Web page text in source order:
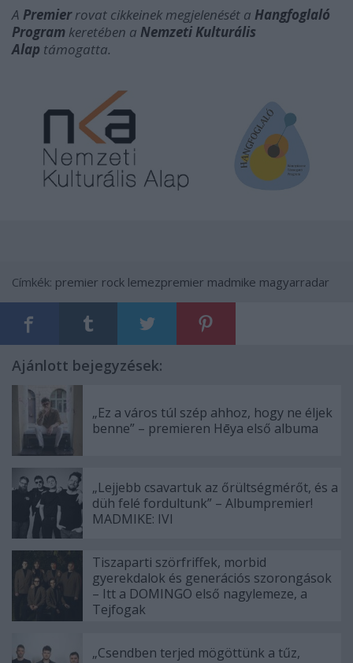
A Premierrovat cikkeinek megjelenését a Hangfoglaló
Program keretében a Nemzeti Kulturális
Alap támogatta.
Címkék: premier rock lemezpremier madmike magyarradar
Ajánlott bejegyzések:
„Ez a város túl szép ahhoz, hogy ne éljek
benne” – premieren Hēya első albuma
„Lejjebb csavartuk az őrültségmérőt, és a
düh felé fordultunk” – Albumpremier!
MADMIKE: IVI
Tiszaparti szörfriffek, morbid
gyerekdalok és generációs szorongások
– Itt a DOMINGO első nagylemeze, a
Tejfogak
„Csendben terjed mögöttünk a tűz,